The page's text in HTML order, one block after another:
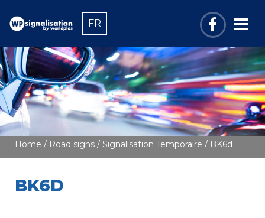
FR
Home / Road signs / Signalisation Temporaire / BK6d
BK6D